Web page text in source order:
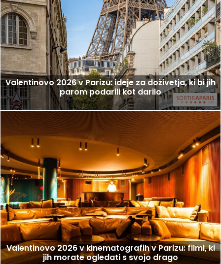
Valentinovo 2026 v Parizu: ideje za doživetja, ki bi jih
parom podarili kot darilo
Valentinovo 2026 v kinematografih v Parizu: filmi, ki
jih morate ogledati s svojo drago